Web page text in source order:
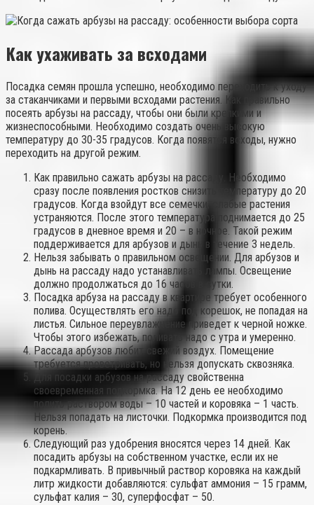
Как ухаживать за всходами
Посадка семян прошла успешно, необходимо переходить к уходу
за стаканчиками и первыми всходами растения. Как правильно
посеять арбузы на рассаду, чтобы они были крепкими и
жизнеспособными. Необходимо создать очень высокую
температуру до 30-35 градусов. Когда появятся всходы, нужно
переходить на другой режим.
Как правильно сажать арбузы на рассаду. Необходимо
сразу после появления ростков снизить температуру до 20
градусов. Когда взойдут все семечки, слабые растения
устраняются. После этого температура поднимается до 25
градусов в дневное время и 20 – в ночное. Такой режим
поддерживается для арбузов и дынь в течение 3 недель.
Нельзя забывать о правильном освещении. Для арбузов и
дынь на рассаду надо устанавливать лампы. Освещение
должно продолжаться до 16 часов в сутки.
Посадка арбуза на рассаду в квартире требует особенного
полива. Осуществлять его надо под корешок, не попадая на
листья. Сильное переувлажнение приведет к черной ножке.
Чтобы этого избежать, поливать надо с утра и умеренно.
Рассада арбузов любит свежий воздух. Помещение
требуется проветривать, но нельзя допускать сквозняка.
Для посадки арбузов на рассаду свойственна
своевременная подкормка. На 12 день ее необходимо
полить раствором воды – 10 частей и коровяка – 1 часть.
Нельзя попадать на листочки. Подкормка производится под
корень.
Следующий раз удобрения вносятся через 14 дней. Как
посадить арбузы на собственном участке, если их не
подкармливать. В привычный раствор коровяка на каждый
литр жидкости добавляются: сульфат аммония – 15 грамм,
сульфат калия – 30, суперфосфат – 50.